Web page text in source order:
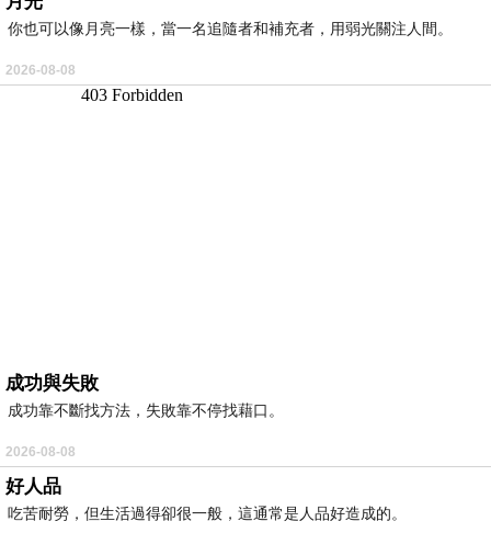
你也可以像月亮一樣，當一名追隨者和補充者，用弱光關注人間。
2026-08-08
成功與失敗
成功靠不斷找方法，失敗靠不停找藉口。
2026-08-08
好人品
吃苦耐勞，但生活過得卻很一般，這通常是人品好造成的。